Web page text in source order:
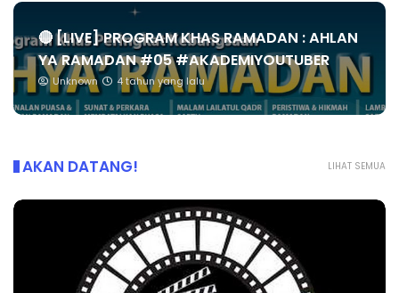
🔴 [LIVE] PROGRAM KHAS RAMADAN : AHLAN
YA RAMADAN #05 #AKADEMIYOUTUBER
Unknown 4 tahun yang lalu
LIHAT SEMUA
AKAN DATANG!